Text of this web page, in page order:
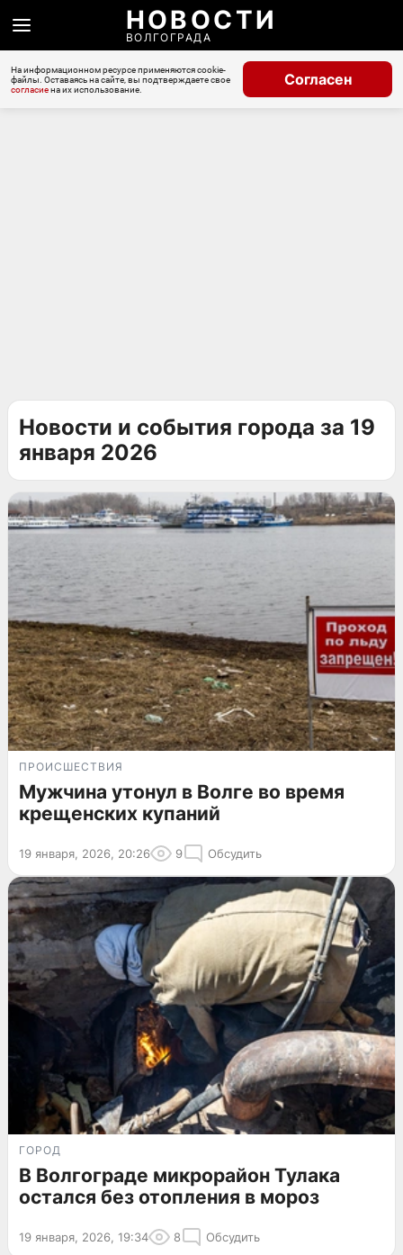
НОВОСТИ
ВОЛГОГРАДА
На информационном ресурсе применяются cookie-
файлы. Оставаясь на сайте, вы подтверждаете свое
согласиена их использование.
Согласен
Новости и события города за 19
января 2026
ПРОИСШЕСТВИЯ
Мужчина утонул в Волге во время
крещенских купаний
19 января, 2026, 20:26 9 Обсудить
ГОРОД
В Волгограде микрорайон Тулака
остался без отопления в мороз
19 января, 2026, 19:34 8 Обсудить